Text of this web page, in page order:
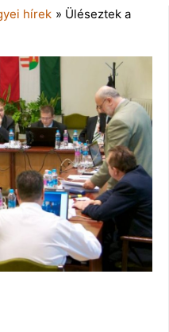
hírek » Üléseztek a